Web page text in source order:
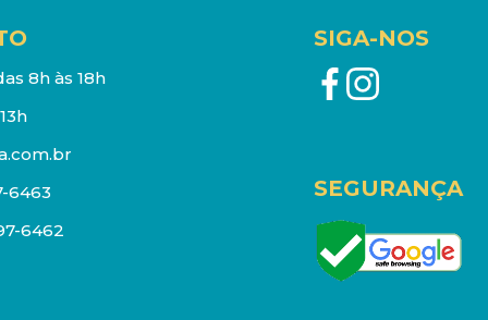
8h às 18h
6463
6462
SIGA-NOS
SEGURANÇA